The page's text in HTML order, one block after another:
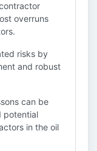
overruns
risks by
and robust
can be
potential
in the oil